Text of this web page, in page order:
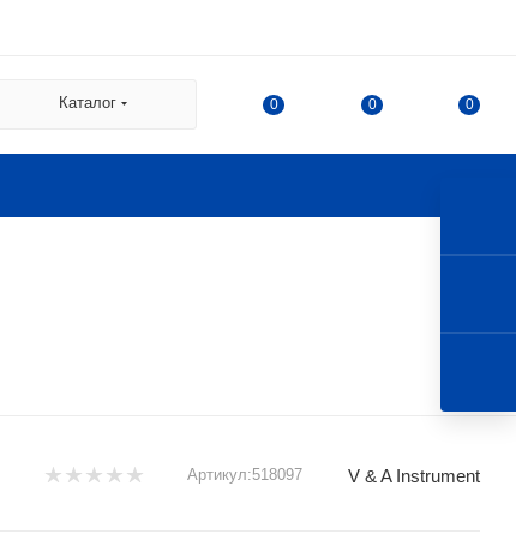
Каталог 0 0 0
Артикул:518097 V & A Instrument